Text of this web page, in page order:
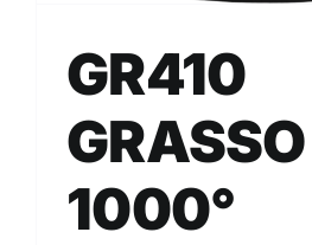
GR410
GRASSO
1000°